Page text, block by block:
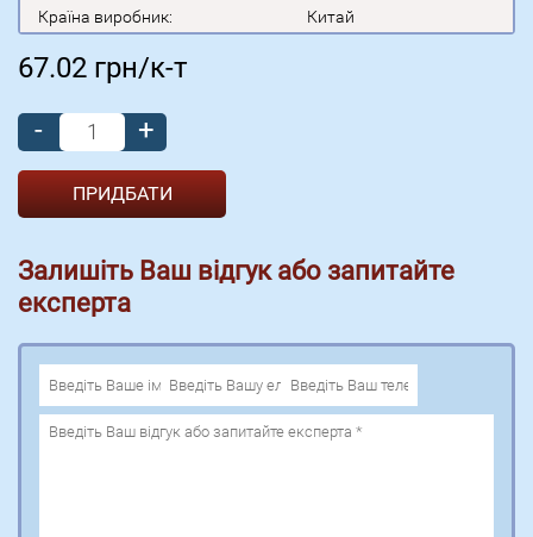
Країна виробник:
Китай
67.02 грн/к-т
-
+
Залишіть Ваш відгук або запитайте
експерта